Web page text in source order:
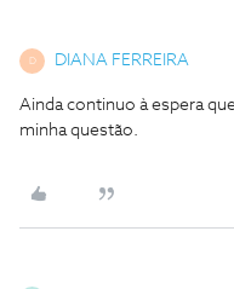
D DIANA FERREIRA
Ainda continuo à espera
minha questão.